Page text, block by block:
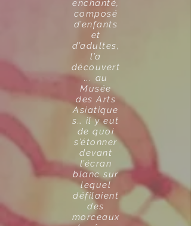
enchanté,
composé
d’enfants
et
d’adultes,
l’a
découvert
... au
Musée
des Arts
Asiatique
s… il y eut
de quoi
s’étonner
devant
l’écran
blanc sur
lequel
défilaient
des
morceaux